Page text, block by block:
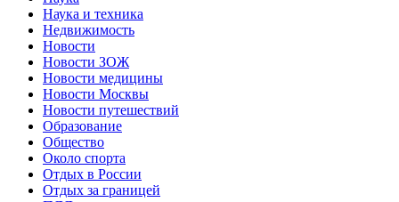
Наука и техника
Недвижимость
Новости
Новости ЗОЖ
Новости медицины
Новости Москвы
Новости путешествий
Образование
Общество
Около спорта
Отдых в России
Отдых за границей